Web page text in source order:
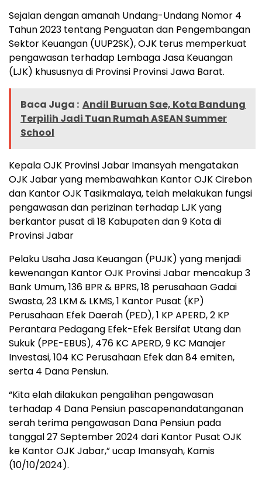
Sejalan dengan amanah Undang-Undang Nomor 4
Tahun 2023 tentang Penguatan dan Pengembangan
Sektor Keuangan (UUP2SK), OJK terus memperkuat
pengawasan terhadap Lembaga Jasa Keuangan
(LJK) khususnya di Provinsi Provinsi Jawa Barat.
Baca Juga : Andil Buruan Sae, Kota Bandung
Terpilih Jadi Tuan Rumah ASEAN Summer
School
Kepala OJK Provinsi Jabar Imansyah mengatakan
OJK Jabar yang membawahkan Kantor OJK Cirebon
dan Kantor OJK Tasikmalaya, telah melakukan fungsi
pengawasan dan perizinan terhadap LJK yang
berkantor pusat di 18 Kabupaten dan 9 Kota di
Provinsi Jabar
Pelaku Usaha Jasa Keuangan (PUJK) yang menjadi
kewenangan Kantor OJK Provinsi Jabar mencakup 3
Bank Umum, 136 BPR & BPRS, 18 perusahaan Gadai
Swasta, 23 LKM & LKMS, 1 Kantor Pusat (KP)
Perusahaan Efek Daerah (PED), 1 KP APERD, 2 KP
Perantara Pedagang Efek-Efek Bersifat Utang dan
Sukuk (PPE-EBUS), 476 KC APERD, 9 KC Manajer
Investasi, 104 KC Perusahaan Efek dan 84 emiten,
serta 4 Dana Pensiun.
“Kita elah dilakukan pengalihan pengawasan
terhadap 4 Dana Pensiun pascapenandatanganan
serah terima pengawasan Dana Pensiun pada
tanggal 27 September 2024 dari Kantor Pusat OJK
ke Kantor OJK Jabar,” ucap Imansyah, Kamis
(10/10/2024).